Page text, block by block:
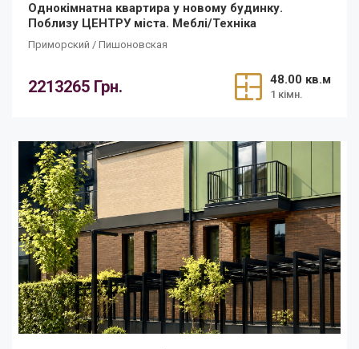
Однокімнатна квартира у новому будинку.
Поблизу ЦЕНТРУ міста. Меблі/Техніка
Приморский / Пишоновская
2213265 Грн. 48.00 кв.м
1 кімн.